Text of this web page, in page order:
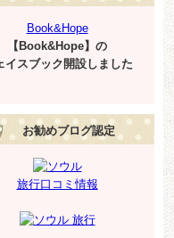
Book&Hope
【Book&Hope】の
イスブック開設しました
お勧めブログ認定
旅行口コミ情報